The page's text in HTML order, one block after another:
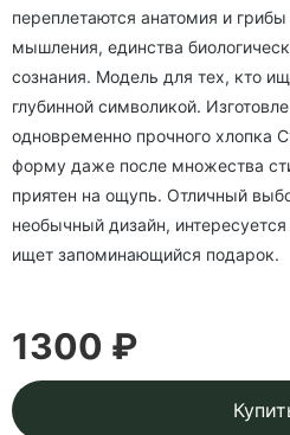
переплетаются анатомия и
мышления, единства
сознания. Модель для тех, кто
глубинной символикой.
одновременно прочного хлопка
форму даже после множества
приятен на ощупь. Отличный
необычный дизайн,
ищет запоминающийся подарок.
1300 ₽